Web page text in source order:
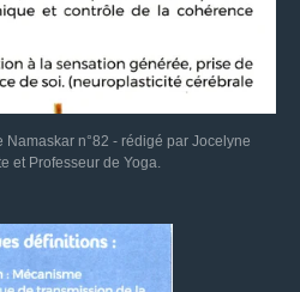
Namaskar n°82 - rédigé par Jocelyne
et Professeur de Yoga.